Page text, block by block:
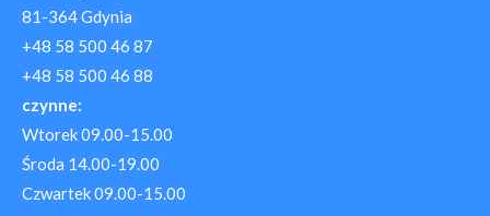
81-364 Gdynia
+48 58 500 46 87
+48 58 500 46 88
czynne:
Wtorek 09.00-15.00
Środa 14.00-19.00
Czwartek 09.00-15.00